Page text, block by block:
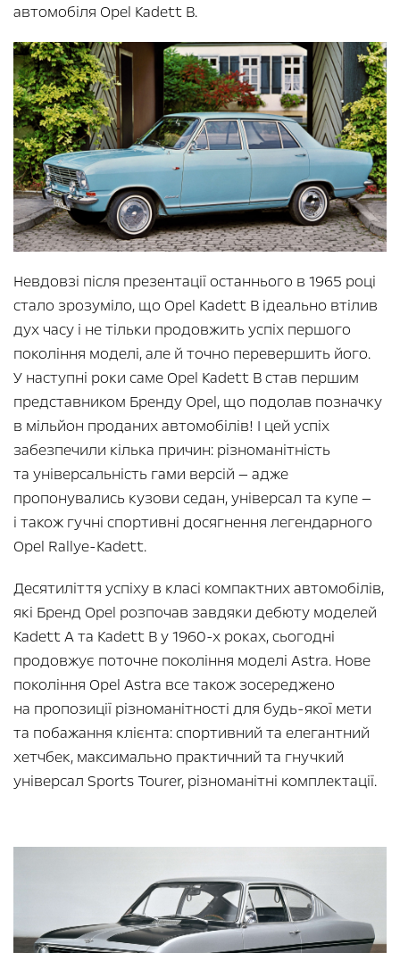
автомобіля Opel Kadett B.
Невдовзі після презентації останнього в 1965 році
стало зрозуміло, що Opel Kadett B ідеально втілив
дух часу і не тільки продовжить успіх першого
покоління моделі, але й точно перевершить його.
У наступні роки саме Opel Kadett B став першим
представником Бренду Opel, що подолав позначку
в мільйон проданих автомобілів! І цей успіх
забезпечили кілька причин: різноманітність
та універсальність гами версій — адже
пропонувались кузови седан, універсал та купе —
і також гучні спортивні досягнення легендарного
Opel Rallye-Kadett.
Десятиліття успіху в класі компактних автомобілів,
які Бренд Opel розпочав завдяки дебюту моделей
Kadett A та Kadett B у 1960-х роках, сьогодні
продовжує поточне покоління моделі Astra. Нове
покоління Opel Astra все також зосереджено
на пропозиції різноманітності для будь-якої мети
та побажання клієнта: спортивний та елегантний
хетчбек, максимально практичний та гнучкий
універсал Sports Tourer, різноманітні комплектації.